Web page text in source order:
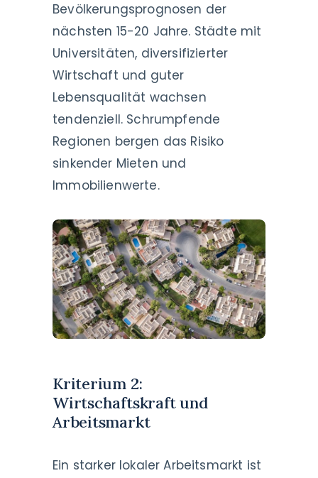
Bevölkerungsprognosen der
nächsten 15-20 Jahre. Städte mit
Universitäten, diversifizierter
Wirtschaft und guter
Lebensqualität wachsen
tendenziell. Schrumpfende
Regionen bergen das Risiko
sinkender Mieten und
Immobilienwerte.
Kriterium 2:
Wirtschaftskraft und
Arbeitsmarkt
Ein starker lokaler Arbeitsmarkt ist